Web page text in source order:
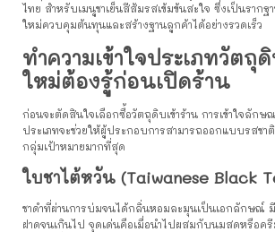
ไทย สำหรับเมนูชาเย็นสีส้มรสเข้มข้นสะใจ ซึ่งเป็นรากฐ
ใหม่ควบคุมต้นทุนและสร้างฐานลูกค้าได้อย่างรวดเร็ว
ทำความเข้าใจประเภทวัตถุ
ใหม่ต้องรู้ก่อนเปิดร้าน
ก่อนจะตัดสินใจเลือกซื้อวัตถุดิบเข้าร้าน การเข้าใจลักษ
ประเภทจะช่วยให้ผู้ประกอบการสามารถออกแบบรสชา
กลุ่มเป้าหมายมากที่สุด
ใบชาไต้หวัน (Taiwanese Black
ชาดำที่ผ่านการบ่มจนได้กลิ่นหอมละมุนเป็นเอกลักษณ์
ฝาดจนเกินไป จุดเด่นคือเมื่อนำไปผสมกับนมสดหรือครี